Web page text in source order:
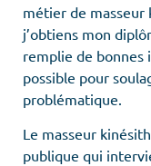
métier de masseur
j’obtiens mon
remplie de
possible pour
problématique.
Le masseur
publique qui